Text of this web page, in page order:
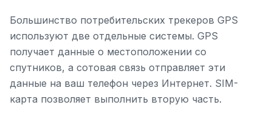
Большинство потребительских трекеров GPS
используют две отдельные системы. GPS
получает данные о местоположении со
спутников, а сотовая связь отправляет эти
данные на ваш телефон через Интернет. SIM-
карта позволяет выполнить вторую часть.